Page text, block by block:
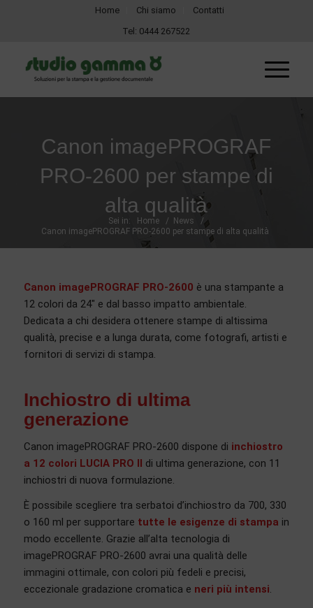
Home Chi siamo
Contatti
Tel: 0444 267522
Canon imagePROGRAF
PRO-2600 per stampe di
alta qualità
Sei in: Home / News
/
Canon imagePROGRAF PRO-2600 per stampe di alta qualità
Canon imagePROGRAF PRO-2600 è una stampante a
12 colori da 24″ e dal basso impatto ambientale.
Dedicata a chi desidera ottenere stampe di altissima
qualità, precise e a lunga durata, come fotografi, artisti e
fornitori di servizi di stampa.
Inchiostro di ultima
generazione
Canon imagePROGRAF PRO-2600 dispone di inchiostro
a 12 colori LUCIA PRO II di ultima generazione, con 11
inchiostri di nuova formulazione.
È possibile scegliere tra serbatoi d’inchiostro da 700, 330
o 160 ml per supportare tutte le esigenze di stampa in
modo eccellente. Grazie all’alta tecnologia di
imagePROGRAF PRO-2600 avrai una qualità delle
immagini ottimale, con colori più fedeli e precisi,
eccezionale gradazione cromatica e neri più intensi.